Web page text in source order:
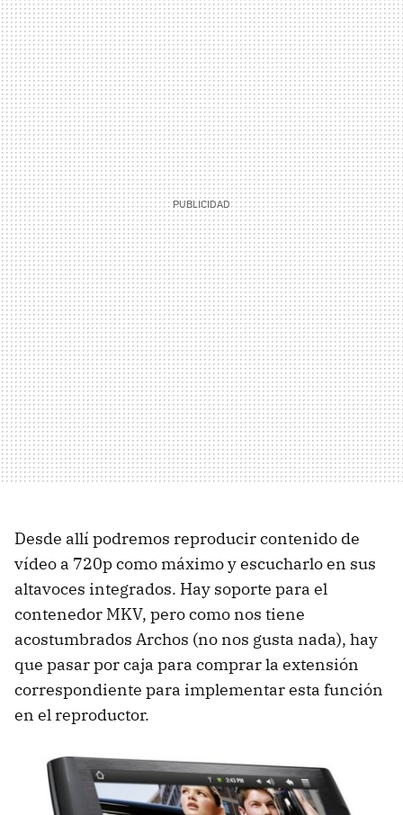
Desde allí podremos reproducir contenido de
vídeo a 720p como máximo y escucharlo en sus
altavoces integrados. Hay soporte para el
contenedor MKV, pero como nos tiene
acostumbrados Archos (no nos gusta nada), hay
que pasar por caja para comprar la extensión
correspondiente para implementar esta función
en el reproductor.